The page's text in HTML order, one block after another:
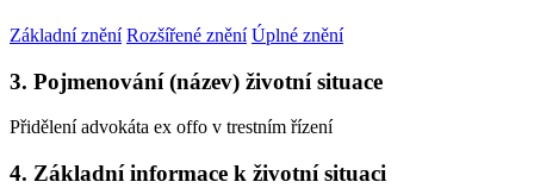
Základní znění Rozšířené znění Úplné znění
3. Pojmenování (název) životní situace
Přidělení advokáta ex offo v trestním řízení
4. Základní informace k životní situaci